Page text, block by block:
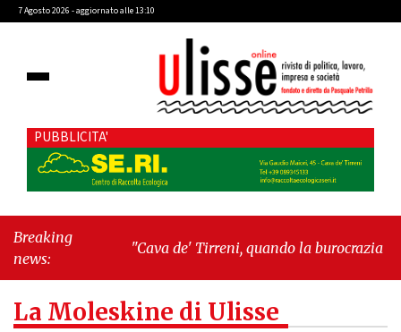
7 Agosto 2026 - aggiornato alle 13:10
PUBBLICITA'
Breaking
news:
"Cava de' Tirreni, quando la burocrazia dimentica
La Moleskine di Ulisse